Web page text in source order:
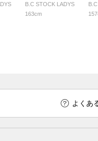
B.C STOCK LADYS
163cm
よくあ